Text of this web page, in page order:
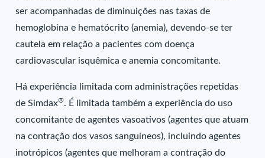
ser acompanhadas de diminuições nas taxas de
hemoglobina e hematócrito (anemia), devendo-se ter
cautela em relação a pacientes com doença
cardiovascular isquêmica e anemia concomitante.
Há experiência limitada com administrações repetidas
de Simdax®. É limitada também a experiência do uso
concomitante de agentes vasoativos (agentes que atuam
na contração dos vasos sanguíneos), incluindo agentes
inotrópicos (agentes que melhoram a contração do